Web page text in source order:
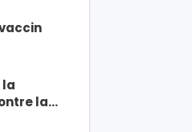
la
la…